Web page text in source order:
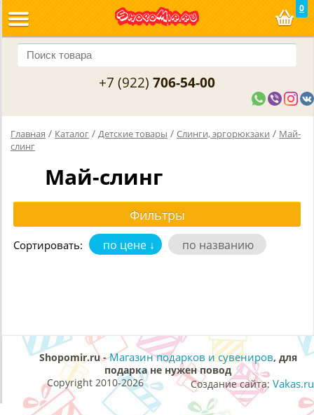
0
+7 (922) 706-54-00
Главная / Каталог / Детские товары / Слинги, эргорюкзаки / Май-
слинг
Май-слинг
Сортировать: по цене ↓ по названию
Shopomir.ru -Магазин подарков и сувениров, для
подарка не нужен повод
Создание сайта: Vakas.ru
Copyright 2010-2026